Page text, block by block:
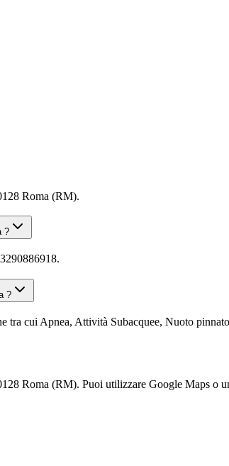
Roma (RM).
?
?
cui Apnea, Attività Subacquee, Nuoto
Roma (RM). Puoi utilizzare Google Maps o